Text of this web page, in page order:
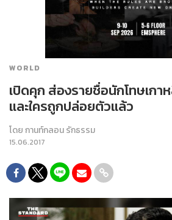
WORLD
เปิดคุก ส่องรายชื่อนักโทษเกา
และใครถูกปล่อยตัวแล้ว
โดยกานท์กลอน รักธรรม
15.06.2017